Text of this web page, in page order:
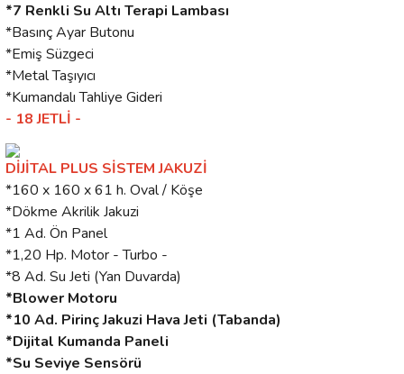
*7 Renkli Su Altı Terapi Lambası
*Basınç Ayar Butonu
*Emiş Süzgeci
*Metal Taşıyıcı
*Kumandalı Tahliye Gideri
- 18 JETLİ -
DİJİTAL PLUS SİSTEM JAKUZİ
*160 x 160 x 61 h. Oval / Köşe
*Dökme Akrilik Jakuzi
*1 Ad. Ön Panel
*1,20 Hp. Motor - Turbo -
*8 Ad. Su Jeti (Yan Duvarda)
*Blower Motoru
*10 Ad. Pirinç Jakuzi Hava Jeti (Tabanda)
*Dijital Kumanda Paneli
*Su Seviye Sensörü